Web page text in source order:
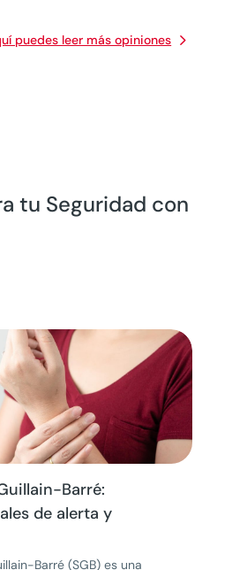
puedes leer más opiniones
tu Seguridad con
Barré:
de alerta y
Barré (SGB) es una